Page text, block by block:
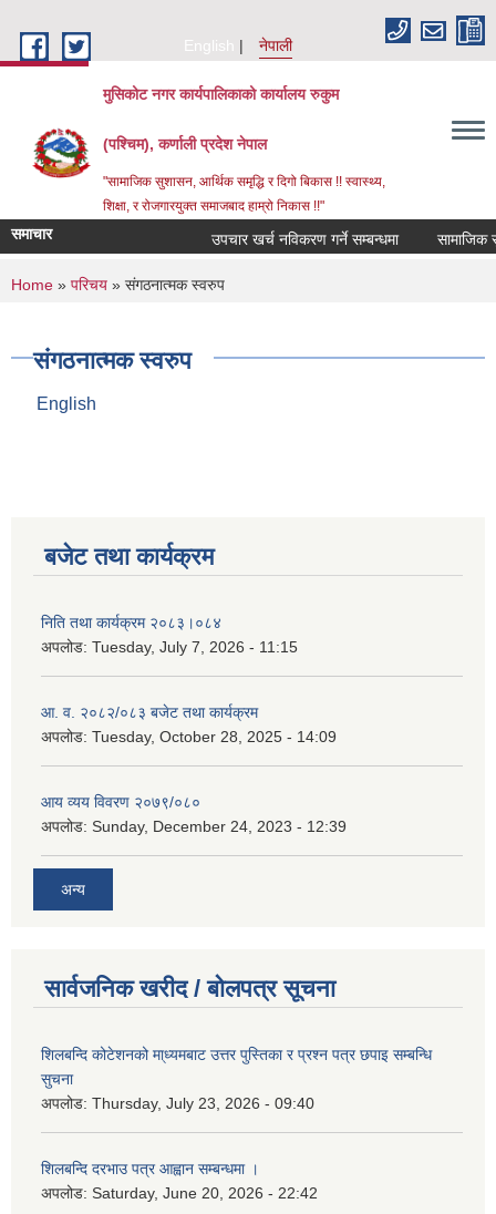
English
नेपाली
मुसिकोट नगर कार्यपालिकाको कार्यालय रुकुम
(पश्चिम), कर्णाली प्रदेश नेपाल
"सामाजिक सुशासन, आर्थिक समृद्धि र दिगो बिकास !! स्वास्थ्य,
शिक्षा, र रोजगारयुक्त समाजबाद हाम्रो निकास !!"
समाचार उपचार खर्च नविकरण गर्ने सम्बन्धमा
You are here
Home » परिचय » संगठनात्मक स्वरुप
संगठनात्मक स्वरुप
English
बजेट तथा कार्यक्रम
निति तथा कार्यक्रम २०८३।०८४
अपलोड: Tuesday, July 7, 2026 - 11:15
आ. व. २०८२/०८३ बजेट तथा कार्यक्रम
अपलोड: Tuesday, October 28, 2025 - 14:09
आय व्यय विवरण २०७९/०८०
अपलोड: Sunday, December 24, 2023 - 12:39
अन्य
सार्वजनिक खरीद / बोलपत्र सूचना
शिलबन्दि कोटेशनको मा्ध्यमबाट उत्तर पुस्तिका र प्रश्न पत्र छपाइ सम्बन्धि
सुचना
अपलोड: Thursday, July 23, 2026 - 09:40
शिलबन्दि दरभाउ पत्र आह्वान सम्बन्धमा ।
अपलोड: Saturday, June 20, 2026 - 22:42